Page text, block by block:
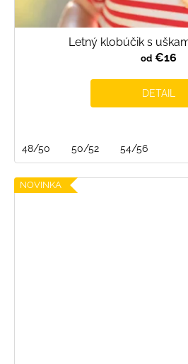
Letný klobúčik s
od€16
DETAIL
48/50 50/52 54/56
NOVINKA